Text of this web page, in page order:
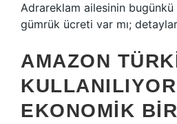
Adrareklam ailesinin bugünkü
gümrük ücreti var mı;
AMAZON
EKONOMIK BIR